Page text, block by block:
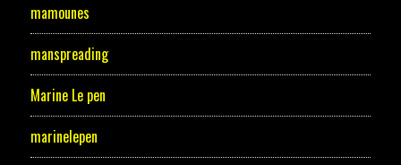
mamounes
manspreading
Marine Le pen
marinelepen